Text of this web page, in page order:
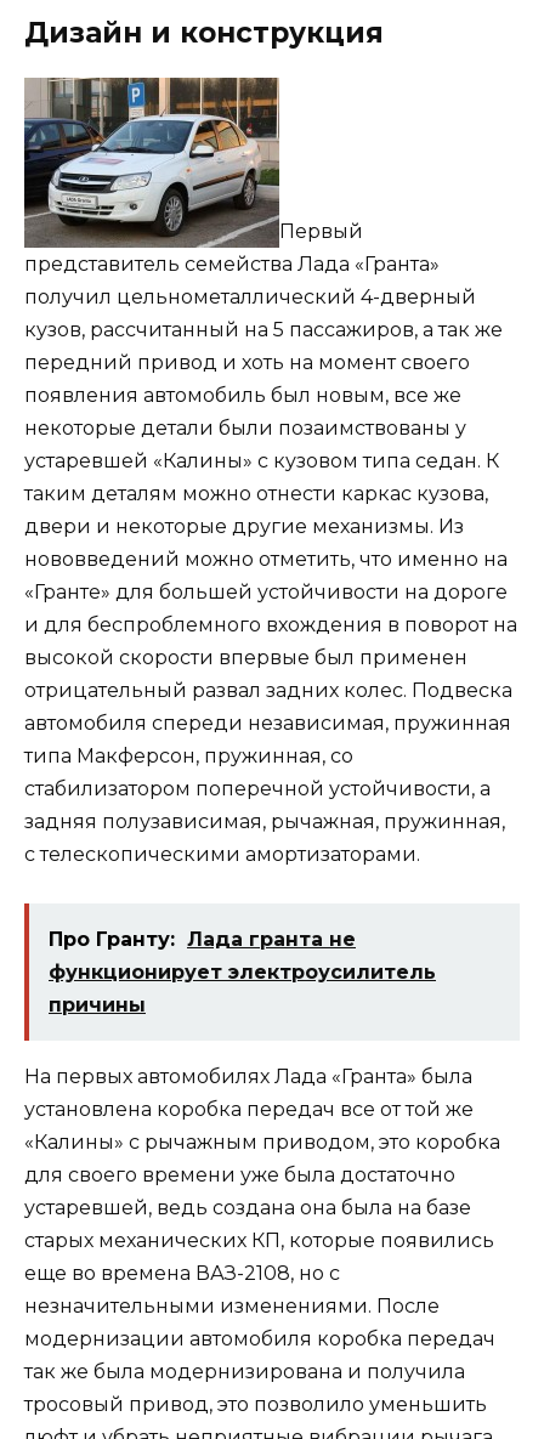
Дизайн и конструкция
Первый
представитель семейства Лада «Гранта»
получил цельнометаллический 4-дверный
кузов, рассчитанный на 5 пассажиров, а так же
передний привод и хоть на момент своего
появления автомобиль был новым, все же
некоторые детали были позаимствованы у
устаревшей «Калины» с кузовом типа седан. К
таким деталям можно отнести каркас кузова,
двери и некоторые другие механизмы. Из
нововведений можно отметить, что именно на
«Гранте» для большей устойчивости на дороге
и для беспроблемного вхождения в поворот на
высокой скорости впервые был применен
отрицательный развал задних колес. Подвеска
автомобиля спереди независимая, пружинная
типа Макферсон, пружинная, со
стабилизатором поперечной устойчивости, а
задняя полузависимая, рычажная, пружинная,
с телескопическими амортизаторами.
Про Гранту: Лада гранта не
функционирует электроусилитель
причины
На первых автомобилях Лада «Гранта» была
установлена коробка передач все от той же
«Калины» с рычажным приводом, это коробка
для своего времени уже была достаточно
устаревшей, ведь создана она была на базе
старых механических КП, которые появились
еще во времена ВАЗ-2108, но с
незначительными изменениями. После
модернизации автомобиля коробка передач
так же была модернизирована и получила
тросовый привод, это позволило уменьшить